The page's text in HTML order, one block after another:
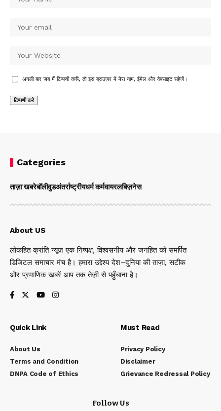
अगली बार जब मैं टिप्पणी करूँ, तो इस ब्राउज़र में मेरा नाम, ईमेल और वेबसाइट सहेजें।
Categories
ताज़ा खबरेबॉलीवुडअंतर्राष्ट्रीयधर्म कर्मवायरलबिज़नेस
About US
लोकहित क्रांति न्यूज़ एक निष्पक्ष, विश्वसनीय और जनहित को समर्पित
डिजिटल समाचार मंच है। हमारा उद्देश्य देश–दुनिया की ताज़ा, सटीक
और प्रमाणिक ख़बरें आप तक तेज़ी से पहुँचाना है।
Quick Link
About Us
Terms and Condition
DNPA Code of Ethics
Must Read
Privacy Policy
Disclaimer
Grievance Redressal Policy
Follow Us